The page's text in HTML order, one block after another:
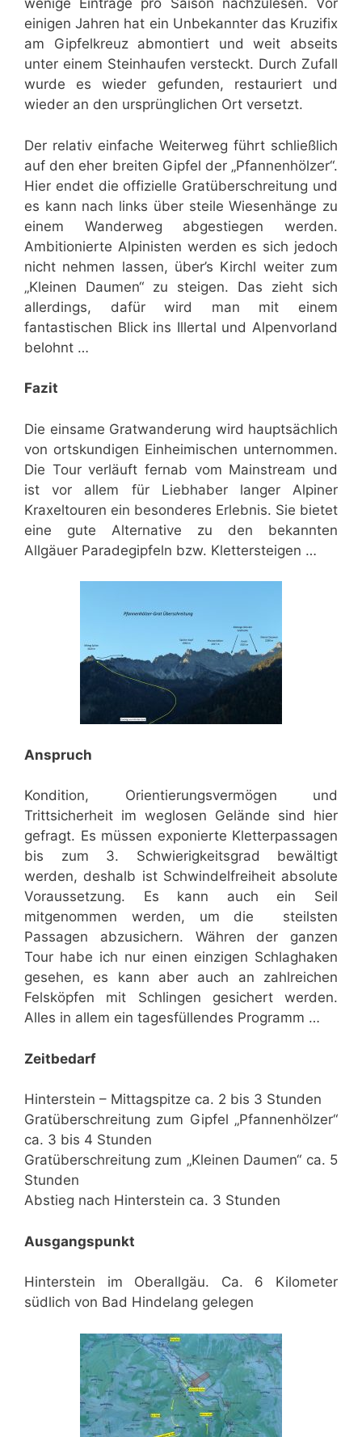
wenige Einträge pro Saison nachzulesen. Vor
einigen Jahren hat ein Unbekannter das Kruzifix
am Gipfelkreuz abmontiert und weit abseits
unter einem Steinhaufen versteckt. Durch Zufall
wurde es wieder gefunden, restauriert und
wieder an den ursprünglichen Ort versetzt.
Der relativ einfache Weiterweg führt schließlich
auf den eher breiten Gipfel der „Pfannenhölzer“.
Hier endet die offizielle Gratüberschreitung und
es kann nach links über steile Wiesenhänge zu
einem Wanderweg abgestiegen werden.
Ambitionierte Alpinisten werden es sich jedoch
nicht nehmen lassen, über’s Kirchl weiter zum
„Kleinen Daumen“ zu steigen. Das zieht sich
allerdings, dafür wird man mit einem
fantastischen Blick ins Illertal und Alpenvorland
belohnt …
Fazit
Die einsame Gratwanderung wird hauptsächlich
von ortskundigen Einheimischen unternommen.
Die Tour verläuft fernab vom Mainstream und
ist vor allem für Liebhaber langer Alpiner
Kraxeltouren ein besonderes Erlebnis. Sie bietet
eine gute Alternative zu den bekannten
Allgäuer Paradegipfeln bzw. Klettersteigen …
Anspruch
Kondition, Orientierungsvermögen und
Trittsicherheit im weglosen Gelände sind hier
gefragt. Es müssen exponierte Kletterpassagen
bis zum 3. Schwierigkeitsgrad bewältigt
werden, deshalb ist Schwindelfreiheit absolute
Voraussetzung. Es kann auch ein Seil
mitgenommen werden, um die steilsten
Passagen abzusichern. Währen der ganzen
Tour habe ich nur einen einzigen Schlaghaken
gesehen, es kann aber auch an zahlreichen
Felsköpfen mit Schlingen gesichert werden.
Alles in allem ein tagesfüllendes Programm …
Zeitbedarf
Hinterstein – Mittagspitze ca. 2 bis 3 Stunden
Gratüberschreitung zum Gipfel „Pfannenhölzer“
ca. 3 bis 4 Stunden
Gratüberschreitung zum „Kleinen Daumen“ ca. 5
Stunden
Abstieg nach Hinterstein ca. 3 Stunden
Ausgangspunkt
Hinterstein im Oberallgäu. Ca. 6 Kilometer
südlich von Bad Hindelang gelegen